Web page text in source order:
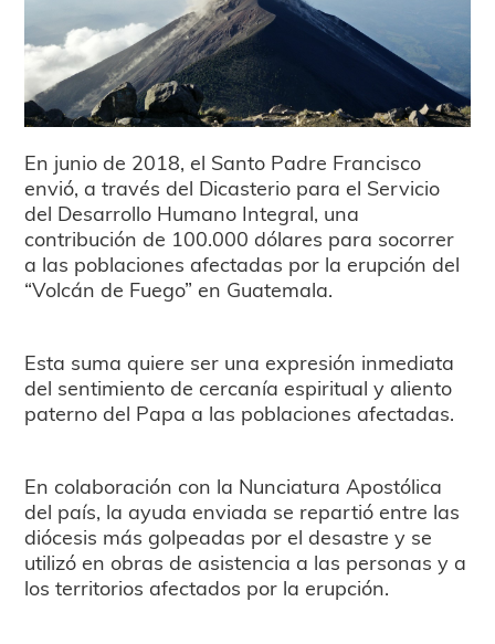
En junio de 2018, el Santo Padre Francisco
envió, a través del Dicasterio para el Servicio
del Desarrollo Humano Integral, una
contribución de 100.000 dólares para socorrer
a las poblaciones afectadas por la erupción del
“Volcán de Fuego” en Guatemala.
Esta suma quiere ser una expresión inmediata
del sentimiento de cercanía espiritual y aliento
paterno del Papa a las poblaciones afectadas.
En colaboración con la Nunciatura Apostólica
del país, la ayuda enviada se repartió entre las
diócesis más golpeadas por el desastre y se
utilizó en obras de asistencia a las personas y a
los territorios afectados por la erupción.